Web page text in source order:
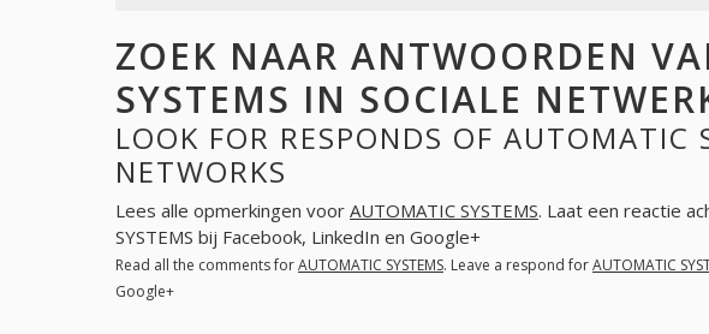
ZOEK NAAR ANTWOORDEN
SYSTEMS IN SOCIALE
LOOK FOR RESPONDS OF AUTOMATIC
NETWORKS
Lees alle opmerkingen voor AUTOMATIC SYSTEMS. Laat een reactie
SYSTEMS bij Facebook, LinkedIn en Google+
Read all the comments forAUTOMATIC SYSTEMS. Leave a respond forAUTOMATIC
Google+